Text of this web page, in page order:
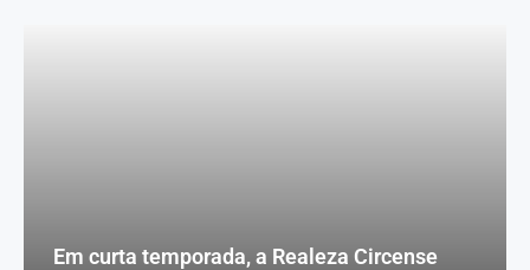
Em curta temporada, a Realeza Circense